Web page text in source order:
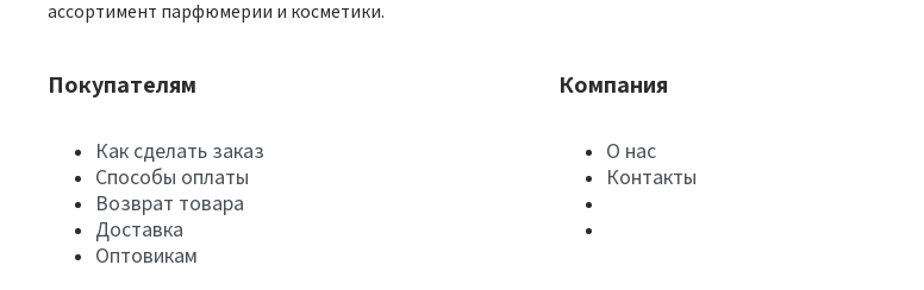
ассортимент парфюмерии и косметики.
Покупателям
Как сделать заказ
Способы оплаты
Возврат товара
Доставка
Оптовикам
Компания
О нас
Контакты